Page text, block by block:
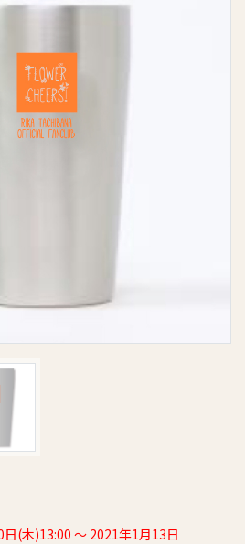
(木)13:00 ～ 2021年1月13日